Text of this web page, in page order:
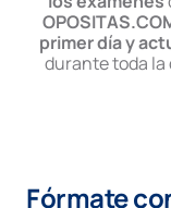
primer día y
durante toda la
Fórmate